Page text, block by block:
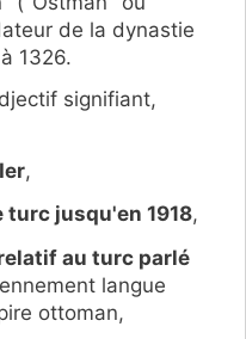
de la dynastie
1326.
signifiant,
,
jusqu'en 1918,
au turc parlé
langue
ottoman,